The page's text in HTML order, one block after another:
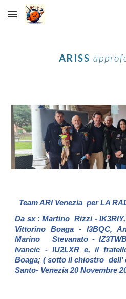
Skip to main content
ARISS
Team ARI Venezia per LA
Da sx : Martino Rizzi -
Vittorino Boaga - I3BQC,
Marino Stevanato -
Ivancic - IU2LXR e, il
Boaga; ( sotto il chiostro
Santo- Venezia 20 Novembre